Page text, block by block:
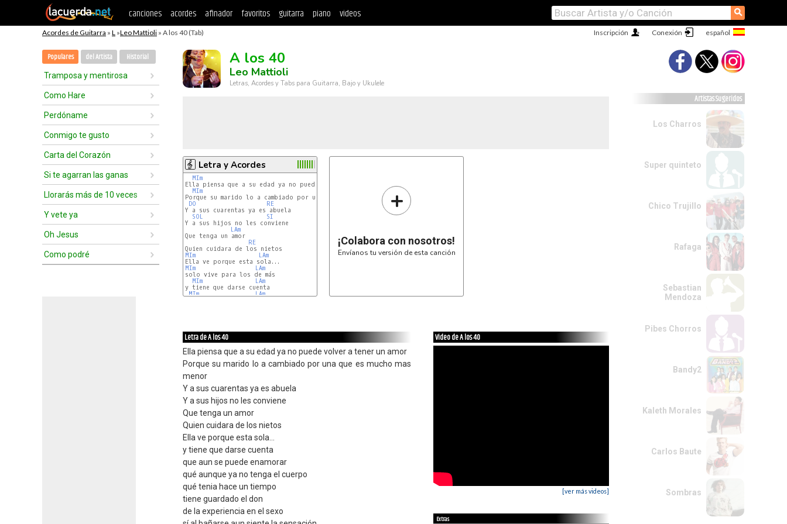
canciones acordes afinador favoritos guitarra piano videos ⚲
Acordes de Guitarra » L »Leo Mattioli » A los 40 (Tab) Conexión
Inscripción
Populares del Artista Historial
Tramposa y mentirosa
Como Hare
Perdóname
Conmigo te gusto
Carta del Corazón
Si te agarran las ganas
Llorarás más de 10 veces
Y vete ya
Oh Jesus
Como podré
A los 40
Leo Mattioli
Letras, Acordes y Tabs para Guitarra, Bajo y Ukulele
Letra y Acordes
MIm
Ella piensa que a su edad ya no puede volver a tener un amor
MIm
Porque su marido lo a cambiado por una que es mucho mas menor
DO
RE
Y a sus cuarentas ya es abuela
SOL
SI
Y a sus hijos no les conviene
LAm
Que tenga un amor
RE
MIm
LAm
MIm
LAm
solo vive para los de más
MIm
LAm
y tiene que darse cuenta
MIm
LAm
+
¡Colabora con nosotros!
Envíanos tu versión de esta canción
Letra de A los 40
Ella piensa que a su edad ya no puede volver a tener un amor
Porque su marido lo a cambiado por una que es mucho mas
menor
Y a sus cuarentas ya es abuela
Y a sus hijos no les conviene
Que tenga un amor
Quien cuidara de los nietos
Ella ve porque esta sola...
y tiene que darse cuenta
que aun se puede enamorar
qué aunque ya no tenga el cuerpo
qué tenia hace un tiempo
tiene guardado el don
de la experiencia en el sexo
Video de A los 40
[ver más videos]
Extras
Artistas Sugeridos
Los Charros
Super quinteto
Chico Trujillo
Rafaga
Sebastian
Mendoza
Pibes Chorros
Bandy2
Kaleth Morales
Carlos Baute
Sombras